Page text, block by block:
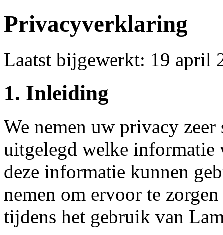
Privacyverklaring
Laatst bijgewerkt: 19 april
1. Inleiding
We nemen uw privacy
uitgelegd welke informatie
deze informatie kunnen
nemen om ervoor te
tijdens het gebruik van